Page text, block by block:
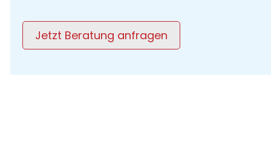
Jetzt Beratung anfragen